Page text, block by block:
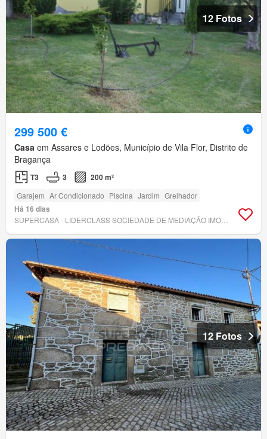
12 Fotos
299 500 €
Casa em Assares e Lodões, Município de Vila Flor, Distrito de
Bragança
T3 3 200 m²
Garajem Ar Condicionado Piscina Jardim Grelhador
Há 16 dias
12 Fotos